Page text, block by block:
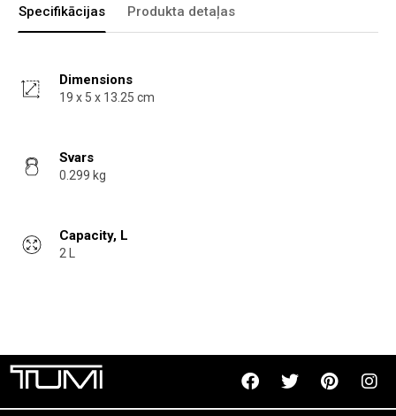
Specifikācijas Produkta detaļas
Dimensions
19 x 5 x 13.25 cm
Svars
0.299 kg
Capacity, L
2 L